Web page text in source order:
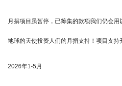
月捐项目虽暂停，已筹集的款项我们仍会
地球的天使投资人们的月捐支持！项目支
2026年1-5月